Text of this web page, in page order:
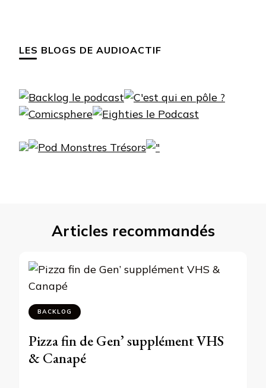
LES BLOGS DE AUDIOACTIF
Articles recommandés
BACKLOG
Pizza fin de Gen’ supplément VHS
& Canapé